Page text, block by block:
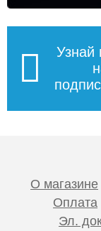
Узнай
О магазине
Оплата
Эл.